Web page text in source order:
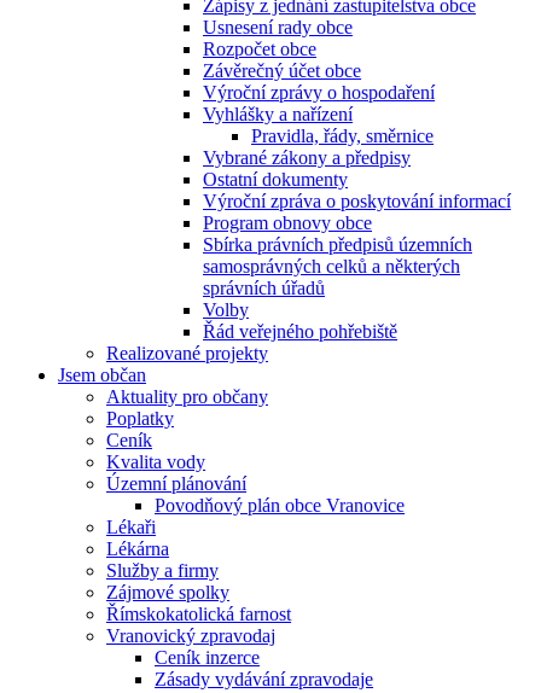
Zápisy z jednání zastupitelstva obce
Usnesení rady obce
Rozpočet obce
Závěrečný účet obce
Výroční zprávy o hospodaření
Vyhlášky a nařízení
Pravidla, řády, směrnice
Vybrané zákony a předpisy
Ostatní dokumenty
Výroční zpráva o poskytování informací
Program obnovy obce
Sbírka právních předpisů územních
samosprávných celků a některých
správních úřadů
Volby
Řád veřejného pohřebiště
Realizované projekty
Jsem občan
Aktuality pro občany
Poplatky
Ceník
Kvalita vody
Územní plánování
Povodňový plán obce Vranovice
Lékaři
Lékárna
Služby a firmy
Zájmové spolky
Římskokatolická farnost
Vranovický zpravodaj
Ceník inzerce
Zásady vydávání zpravodaje